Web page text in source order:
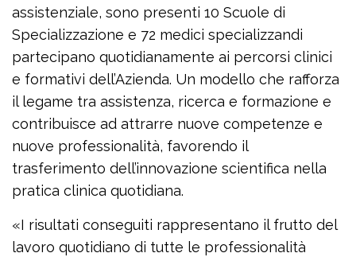
assistenziale, sono presenti 10 Scuole di
Specializzazione e 72 medici specializzandi
partecipano quotidianamente ai percorsi clinici
e formativi dell’Azienda. Un modello che rafforza
il legame tra assistenza, ricerca e formazione e
contribuisce ad attrarre nuove competenze e
nuove professionalità, favorendo il
trasferimento dell’innovazione scientifica nella
pratica clinica quotidiana.
«I risultati conseguiti rappresentano il frutto del
lavoro quotidiano di tutte le professionalità